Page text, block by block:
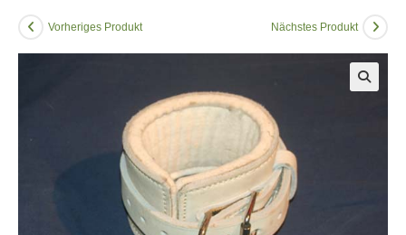
Vorheriges Produkt Nächstes Produkt